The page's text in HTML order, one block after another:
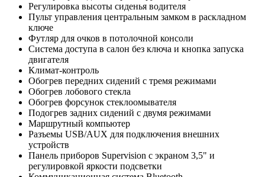
Регулировка высоты сиденья водителя
Пульт управления центральным замком в раскладном
ключе
Футляр для очков в потолочной консоли
Система доступа в салон без ключа и кнопка запуска
двигателя
Климат-контроль
Обогрев передних сидений с тремя режимами
Обогрев лобового стекла
Обогрев форсунок стеклоомывателя
Подогрев задних сидений с двумя режимами
Маршрутный компьютер
Разъемы USB/AUX для подключения внешних
устройств
Панель приборов Supervision с экраном 3,5" и
регулировкой яркости подсветки